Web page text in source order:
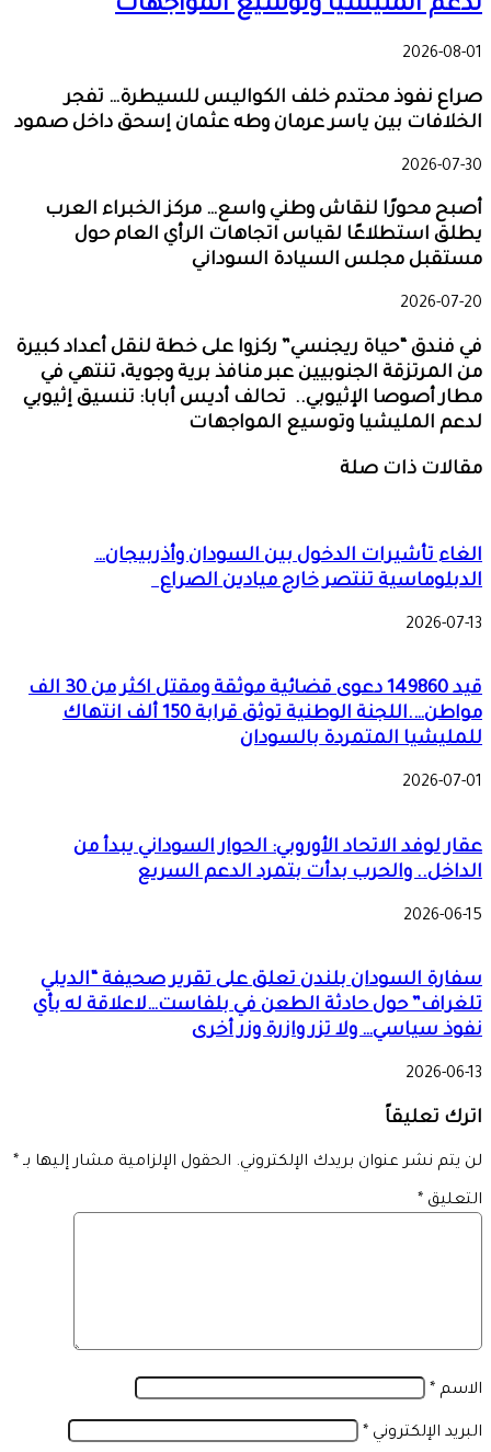
لدعم المليشيا وتوسيع المواجهات
2026-08-01
صراع نفوذ محتدم خلف الكواليس للسيطرة… تفجر
الخلافات بين ياسر عرمان وطه عثمان إسحق داخل صمود
2026-07-30
أصبح محورًا لنقاش وطني واسع… مركز الخبراء العرب
يطلق استطلاعًا لقياس اتجاهات الرأي العام حول
مستقبل مجلس السيادة السوداني
2026-07-20
في فندق “حياة ريجنسي” ركزوا على خطة لنقل أعداد كبيرة
من المرتزقة الجنوبيين عبر منافذ برية وجوية، تنتهي في
مطار أصوصا الإثيوبي.. تحالف أديس أبابا: تنسيق إثيوبي
لدعم المليشيا وتوسيع المواجهات
مقالات ذات صلة
الغاء تأشيرات الدخول بين السودان وأذربيجان…
الدبلوماسية تنتصر خارج ميادين الصراع
2026-07-13
قيد 149860 دعوى قضائية موثقة ومقتل اكثر من 30 الف
مواطن….اللجنة الوطنية توثق قرابة 150 ألف انتهاك
للمليشيا المتمردة بالسودان
2026-07-01
عقار لوفد الاتحاد الأوروبي: الحوار السوداني يبدأ من
الداخل.. والحرب بدأت بتمرد الدعم السريع
2026-06-15
سفارة السودان بلندن تعلق على تقرير صحيفة “الديلي
تلغراف” حول حادثة الطعن في بلفاست…لاعلاقة له بأي
نفوذ سياسي… ولا تزر وازرة وزر أخرى
2026-06-13
اترك تعليقاً
لن يتم نشر عنوان بريدك الإلكتروني. الحقول الإلزامية مشار إليها بـ *
التعليق *
الاسم *
البريد الإلكتروني *